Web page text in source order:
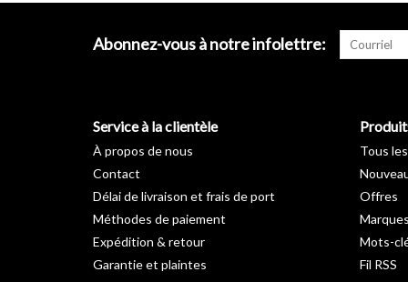
Abonnez-vous à notre infolettre:
Service à la clientèle
À propos de nous
Contact
Délai de livraison et frais de port
Méthodes de paiement
Expédition & retour
Garantie et plaintes
Tous
Offres
Mots-
Fil RSS